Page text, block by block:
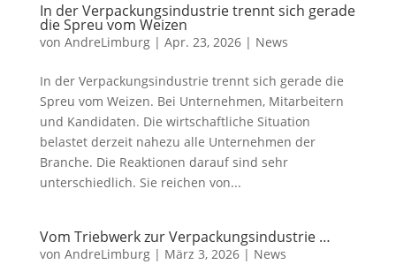
In der Verpackungsindustrie trennt sich gerade
die Spreu vom Weizen
von AndreLimburg| Apr. 23, 2026| News
In der Verpackungsindustrie trennt sich gerade die
Spreu vom Weizen. Bei Unternehmen, Mitarbeitern
und Kandidaten. Die wirtschaftliche Situation
belastet derzeit nahezu alle Unternehmen der
Branche. Die Reaktionen darauf sind sehr
unterschiedlich. Sie reichen von...
Vom Triebwerk zur Verpackungsindustrie …
von AndreLimburg| März 3, 2026| News